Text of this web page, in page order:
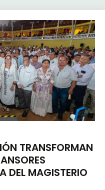
TRANSFORMAN
DEL MAGISTERIO